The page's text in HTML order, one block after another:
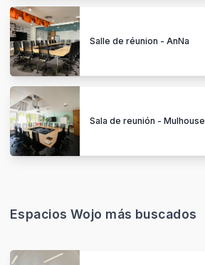
Salle de réunion - AnNa
Sala de reunión - Mulhouse
Espacios Wojo más buscados